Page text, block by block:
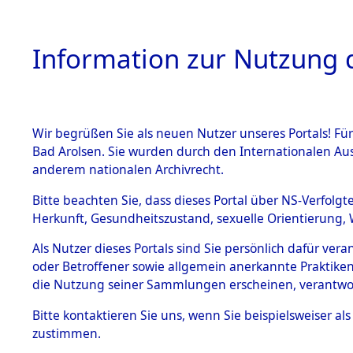
HOME
BESTÄNDE
Inhaftierungsdoku
mente
1.2.9 Beim ITS
verwahrte
1.2.9.1
Effekten aus
0029
Information zur Nutzung
Wir begrüßen Sie als neuen Nutzer unseres Portals!
Bad Arolsen. Sie wurden durch den Internationalen
anderem nationalen Archivrecht.
Bitte beachten Sie, dass dieses Portal über NS-
Herkunft, Gesundheitszustand, sexuelle
Als Nutzer dieses Portals sind Sie persönlich dafür
oder Betroffener sowie allgemein anerkannte
die Nutzung seiner Sammlungen erscheinen,
Bitte kontaktieren Sie uns, wenn Sie beispielsweiser
zustimmen.